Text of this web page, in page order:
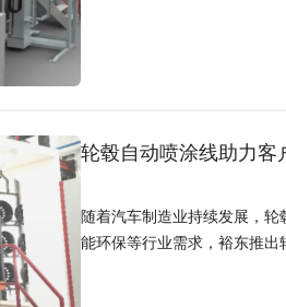
轮毂自动喷涂线助力客
随着汽车制造业持续发展，
能环保等行业需求，裕东推出